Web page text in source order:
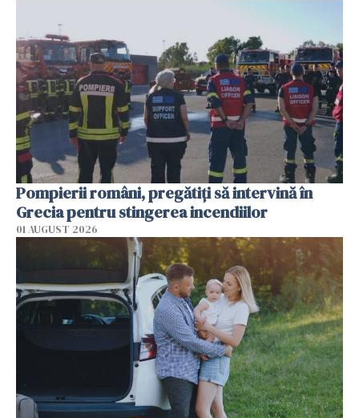
Pompierii români, pregătiţi să intervină în
Grecia pentru stingerea incendiilor
01 AUGUST 2026